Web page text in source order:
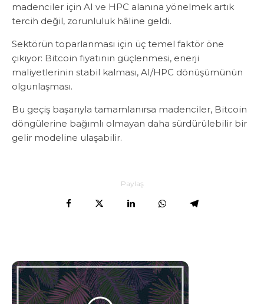
madenciler için AI ve HPC alanına yönelmek artık
tercih değil, zorunluluk hâline geldi.
Sektörün toparlanması için üç temel faktör öne
çıkıyor: Bitcoin fiyatının güçlenmesi, enerji
maliyetlerinin stabil kalması, AI/HPC dönüşümünün
olgunlaşması.
Bu geçiş başarıyla tamamlanırsa madenciler, Bitcoin
döngülerine bağımlı olmayan daha sürdürülebilir bir
gelir modeline ulaşabilir.
Paylaş